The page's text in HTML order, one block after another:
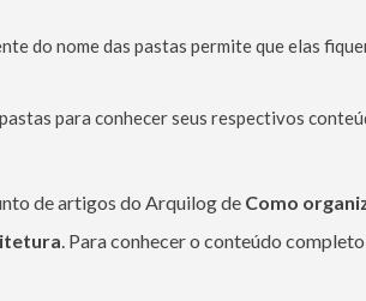
do nome das pastas permite que elas
para conhecer seus respectivos
de artigos do Arquilog de Como
. Para conhecer o conteúdo